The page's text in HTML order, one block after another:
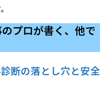
プロが書く、他で
断の落とし穴と安全